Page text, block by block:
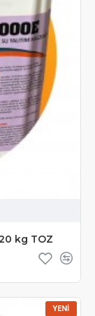
kg TOZ
YENI